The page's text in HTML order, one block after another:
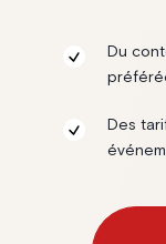
Du
Des